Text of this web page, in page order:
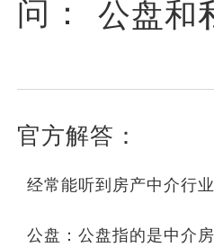
问： 公盘和
官方解答：
经常能听到房产中介行
公盘：公盘指的是中介